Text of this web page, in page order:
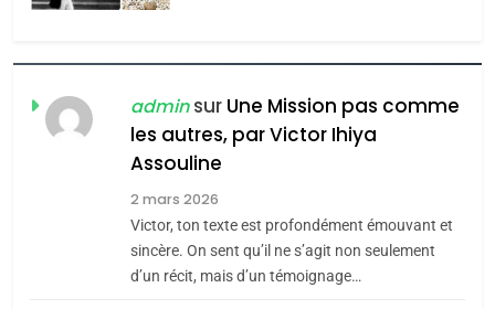
FIÈRE, DIGNE ET RÉSILIENTE :
POURQUOI JE REVENDIQUE
MA JUDAÏTE par Thérèse
Zrihen-Dvir
ISRAÉL JUDAISME
CE QUI NOUS MANQUE –
Jacques Hadida
JUDAISME
adminsur Une Mission pas comme
les autres, par Victor Ihiya
Assouline
2 mars 2026
Victor, ton texte est profondément émouvant et
sincère. On sent qu’il ne s’agit non seulement
d’un récit, mais d’un témoignage…